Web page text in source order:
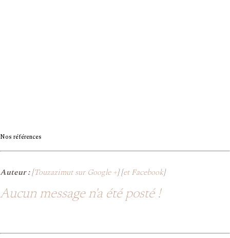
Nos références
Auteur :[Touzazimut sur Google +] [et Facebook]
Aucun message n'a été posté !